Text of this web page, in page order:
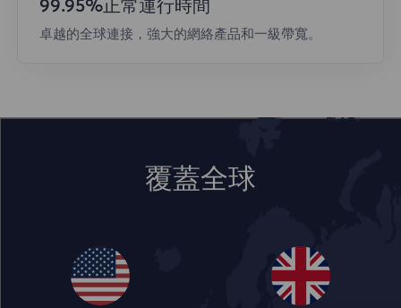
99.95%正常運行時間
卓越的全球連接，強大的網絡產品和一級帶寬。
覆蓋全球